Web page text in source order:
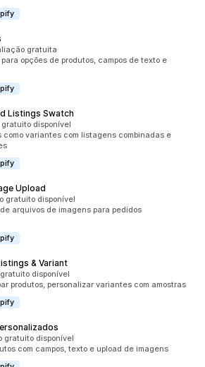
todogratuita
opções de produtos, campos de texto e
Listings Swatch
todo
gratuito disponível
como variantes com listagens combinadas e
Upload
todo
gratuito disponível
arquivos de imagens para pedidos
& Variant
todo
disponível
produtos, personalizar variantes com amostras
todo
gratuito disponível
com campos, texto e upload de imagens